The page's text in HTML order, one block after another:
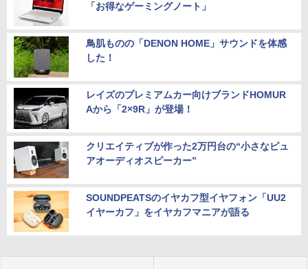
「お得なゲーミングノート」
鳥肌ものの「DENON HOME」サウンドを体感
した！
レイズのプレミアムカー向けブランドHOMUR
Aから「2×9R」が登場！
クリエイティブが作った2万円台の“小さなピュ
アオーディオスピーカー”
SOUNDPEATSのイヤカフ型イヤフォン「UU2
イヤーカフ」をイヤカフマニアが語る